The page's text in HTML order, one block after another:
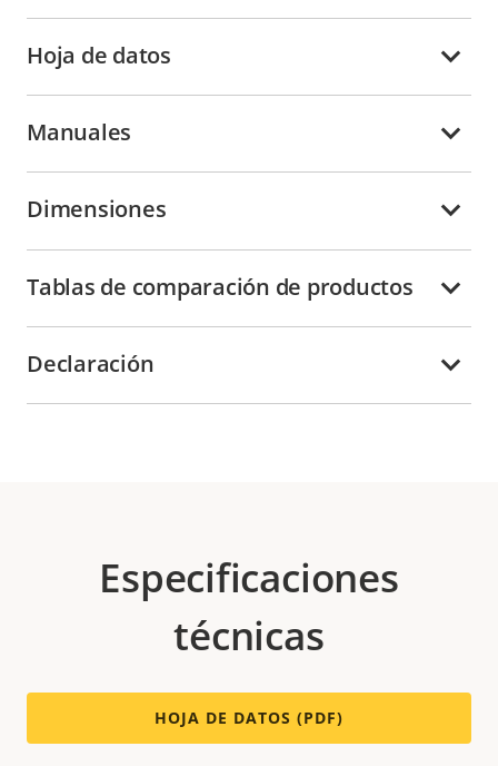
Hoja de datos
Manuales
Dimensiones
Tablas de comparación de productos
Declaración
Especificaciones
técnicas
HOJA DE DATOS (PDF)